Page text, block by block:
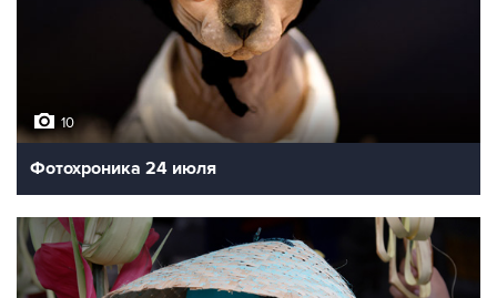
10
Фотохроника 24 июля